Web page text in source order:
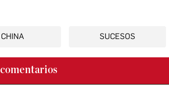
CHINA SUCESOS
comentarios